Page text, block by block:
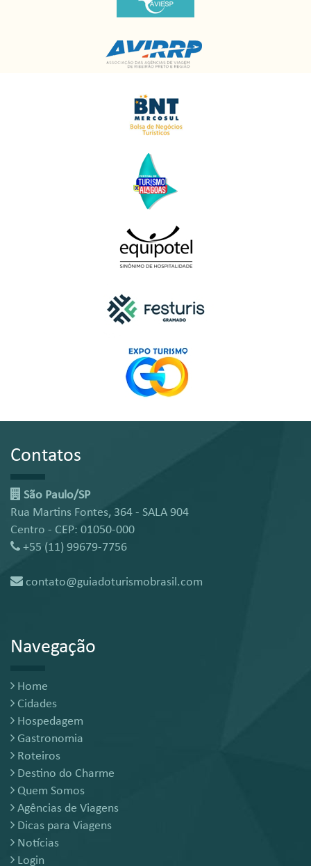
Contatos
São Paulo/SP
Rua Martins Fontes, 364 - SALA 904
Centro - CEP: 01050-000
+55 (11) 99679-7756
contato@guiadoturismobrasil.com
Navegação
Home
Cidades
Hospedagem
Gastronomia
Roteiros
Destino do Charme
Quem Somos
Agências de Viagens
Dicas para Viagens
Notícias
Login